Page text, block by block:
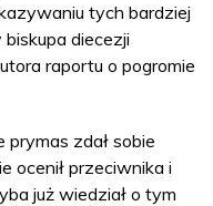
tych bardziej
diecezji
raportu o pogromie
zdał sobie
ocenił przeciwnika i
już wiedział o tym